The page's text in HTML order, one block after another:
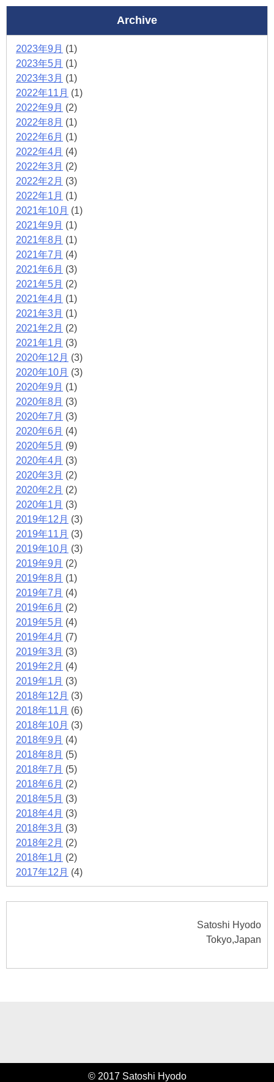
Archive
2023年9月 (1)
2023年5月 (1)
2023年3月 (1)
2022年11月 (1)
2022年9月 (2)
2022年8月 (1)
2022年6月 (1)
2022年4月 (4)
2022年3月 (2)
2022年2月 (3)
2022年1月 (1)
2021年10月 (1)
2021年9月 (1)
2021年8月 (1)
2021年7月 (4)
2021年6月 (3)
2021年5月 (2)
2021年4月 (1)
2021年3月 (1)
2021年2月 (2)
2021年1月 (3)
2020年12月 (3)
2020年10月 (3)
2020年9月 (1)
2020年8月 (3)
2020年7月 (3)
2020年6月 (4)
2020年5月 (9)
2020年4月 (3)
2020年3月 (2)
2020年2月 (2)
2020年1月 (3)
2019年12月 (3)
2019年11月 (3)
2019年10月 (3)
2019年9月 (2)
2019年8月 (1)
2019年7月 (4)
2019年6月 (2)
2019年5月 (4)
2019年4月 (7)
2019年3月 (3)
2019年2月 (4)
2019年1月 (3)
2018年12月 (3)
2018年11月 (6)
2018年10月 (3)
2018年9月 (4)
2018年8月 (5)
2018年7月 (5)
2018年6月 (2)
2018年5月 (3)
2018年4月 (3)
2018年3月 (3)
2018年2月 (2)
2018年1月 (2)
2017年12月 (4)
Satoshi Hyodo
Tokyo,Japan
© 2017 Satoshi Hyodo